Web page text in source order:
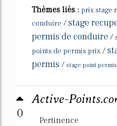
Thèmes liés : prix stage
conduire /stage
permis de conduire /
points de permis prix /
permis / stage point
0
Active-
Pertinence